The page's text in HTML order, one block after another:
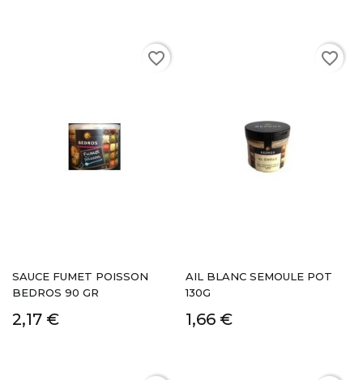
SAUCE FUMET POISSON
BEDROS 90 GR
2,17 €
favorite_border
AIL BLANC SEMOULE POT
130G
1,66 €
favorite_border